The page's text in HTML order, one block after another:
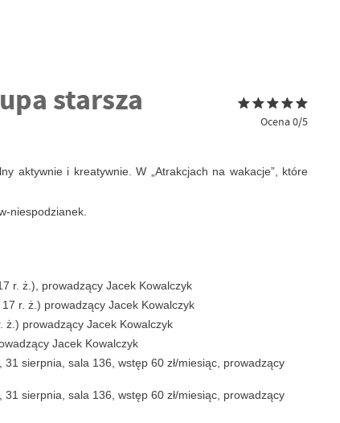
starsza
Ocena 0/5
aktywnie i kreatywnie. W „Atrakcjach na wakacje”, które
niespodzianek.
r. ż.), prowadzący Jacek Kowalczyk
r. ż.) prowadzący Jacek Kowalczyk
prowadzący Jacek Kowalczyk
Jacek Kowalczyk
sierpnia, sala 136, wstęp 60 zł/miesiąc, prowadzący
sierpnia, sala 136, wstęp 60 zł/miesiąc, prowadzący